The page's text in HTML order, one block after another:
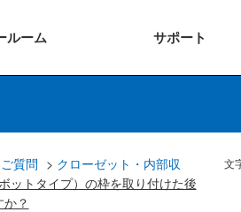
ルーム サポート
文
質問 > クローゼット・内部収
ットタイプ）の枠を取り付けた後
？